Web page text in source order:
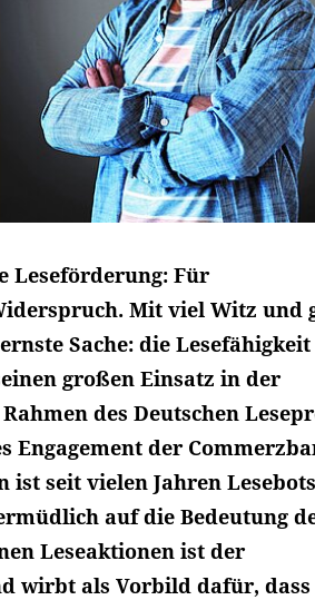
Leseförderung: Für
Mit viel Witz und
Sache: die
großen Einsatz in der
des Deutschen
Engagement der
ist seit vielen Jahren
auf die Bedeutung
Leseaktionen ist der
wirbt als Vorbild dafür, dass